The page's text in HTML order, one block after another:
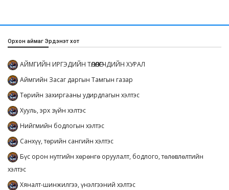
Орхон аймаг Эрдэнэт хот
АЙМГИЙН ИРГЭДИЙН ТӨЛӨӨЛӨГЧДИЙН ХУРАЛ
Аймгийн Засаг даргын Тамгын газар
Төрийн захиргааны удирдлагын хэлтэс
Хууль, эрх зүйн хэлтэс
Нийгмийн бодлогын хэлтэс
Санхүү, төрийн сангийн хэлтэс
Бүс орон нутгийн хөрөнгө оруулалт, бодлого, төлөвлөлтийн
хэлтэс
Хяналт-шинжилгээ, үнэлгээний хэлтэс